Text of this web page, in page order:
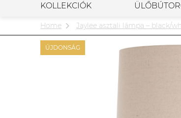
KOLLEKCIÓK
Home Jaylee asztali lámpa – black/
ÚJDONSÁG